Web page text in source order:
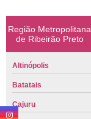
Região Metropolitana
de Ribeirão Preto
Altinópolis
Batatais
Cajuru